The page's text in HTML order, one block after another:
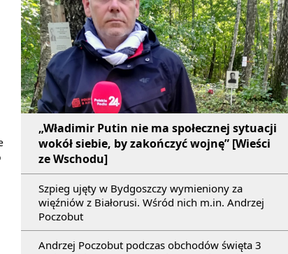
„Władimir Putin nie ma społecznej sytuacji
wokół siebie, by zakończyć wojnę” [Wieści
ze Wschodu]
Szpieg ujęty w Bydgoszczy wymieniony za
więźniów z Białorusi. Wśród nich m.in. Andrzej
Poczobut
Andrzej Poczobut podczas obchodów święta 3